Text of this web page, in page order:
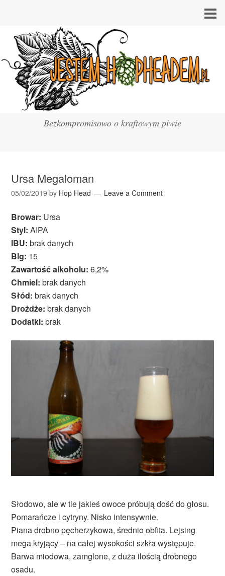
Bezkompromisowo o kraftowym piwie
Ursa Megaloman
05/02/2019 by Hop Head Leave a Comment
Browar: Ursa
Styl: AIPA
IBU: brak danych
Blg: 15
Zawartość alkoholu: 6,2%
Chmiel: brak danych
Słód: brak danych
Drożdże: brak danych
Dodatki: brak
Słodowo, ale w tle jakieś owoce próbują dość do głosu.
Pomarańcze i cytryny. Nisko intensywnie.
Piana drobno pęcherzykowa, średnio obfita. Lejsing
mega kryjący – na całej wysokości szkła występuje.
Barwa miodowa, zamglone, z duża ilością drobnego
osadu.